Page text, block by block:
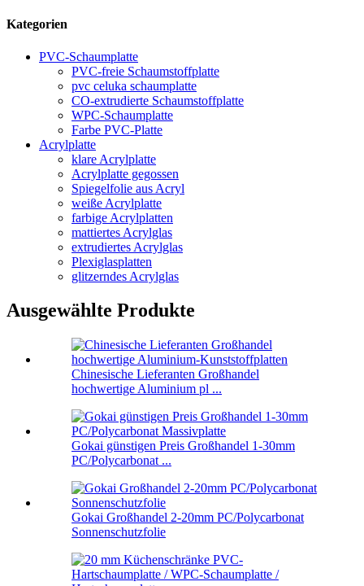
Kategorien
PVC-Schaumplatte
PVC-freie Schaumstoffplatte
pvc celuka schaumplatte
CO-extrudierte Schaumstoffplatte
WPC-Schaumplatte
Farbe PVC-Platte
Acrylplatte
klare Acrylplatte
Acrylplatte gegossen
Spiegelfolie aus Acryl
weiße Acrylplatte
farbige Acrylplatten
mattiertes Acrylglas
extrudiertes Acrylglas
Plexiglasplatten
glitzerndes Acrylglas
Ausgewählte Produkte
Chinesische Lieferanten Großhandel
hochwertige Aluminium pl ...
Gokai günstigen Preis Großhandel 1-30mm
PC/Polycarbonat ...
Gokai Großhandel 2-20mm PC/Polycarbonat
Sonnenschutzfolie